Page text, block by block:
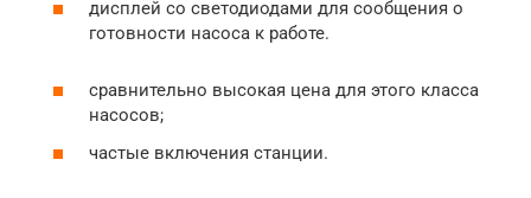
дисплей со светодиодами для сообщения о
готовности насоса к работе.
сравнительно высокая цена для этого класса
насосов;
частые включения станции.